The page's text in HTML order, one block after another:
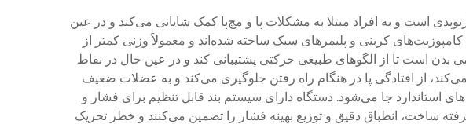
است و به افراد مبتلا به مشکلات پا و مچ‌پا کمک شایانی می‌کند و در عین
کامپوزیت‌های کربنی و پلیمرهای سبک ساخته شده‌اند و معمولاً وزنی کمتر از
بدن است تا از الگوهای طبیعی حرکتی پشتیبانی کند و در عین حال در نقاط
از افتادگی پا در هنگام راه رفتن جلوگیری می‌کند و به عضلات ضعیف
استاندارد جا می‌شود. دستگاه دارای سیستم بند قابل تنظیم برای فشار و
ساخت، انطباق دقیق و توزیع بهینه فشار را تضمین می‌کنند و خطر تحریک